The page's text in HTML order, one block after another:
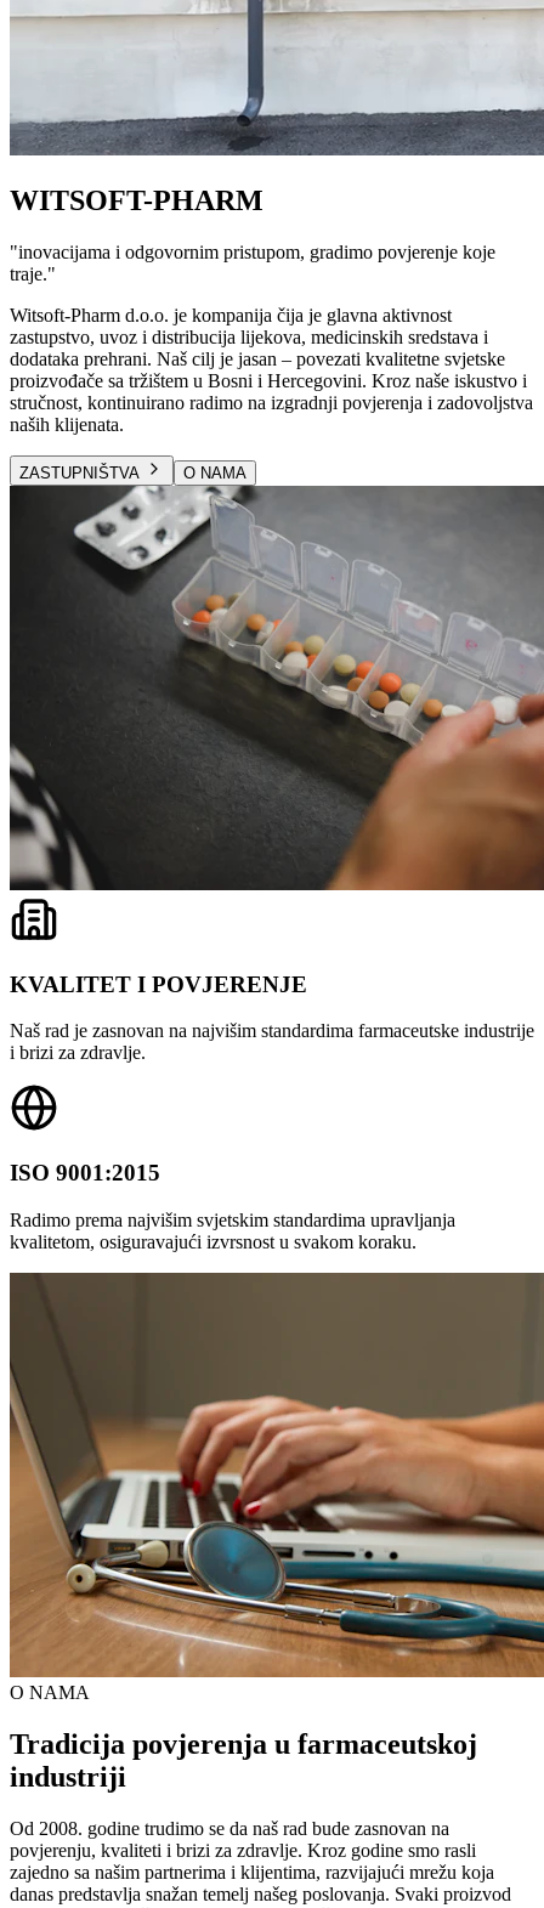
WITSOFT-PHARM
"inovacijama i odgovornim pristupom, gradimo povjerenje koje
traje."
Witsoft-Pharm d.o.o. je kompanija čija je glavna aktivnost
zastupstvo, uvoz i distribucija lijekova, medicinskih sredstava i
dodataka prehrani. Naš cilj je jasan – povezati kvalitetne svjetske
proizvođače sa tržištem u Bosni i Hercegovini. Kroz naše iskustvo i
stručnost, kontinuirano radimo na izgradnji povjerenja i zadovoljstva
naših klijenata.
ZASTUPNIŠTVA O NAMA
KVALITET I POVJERENJE
Naš rad je zasnovan na najvišim standardima farmaceutske industrije
i brizi za zdravlje.
ISO 9001:2015
Radimo prema najvišim svjetskim standardima upravljanja
kvalitetom, osiguravajući izvrsnost u svakom koraku.
O NAMA
Tradicija povjerenja u farmaceutskoj
industriji
Od 2008. godine trudimo se da naš rad bude zasnovan na
povjerenju, kvaliteti i brizi za zdravlje. Kroz godine smo rasli
zajedno sa našim partnerima i klijentima, razvijajući mrežu koja
danas predstavlja snažan temelj našeg poslovanja. Svaki proizvod